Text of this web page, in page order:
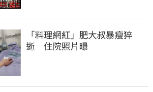
「料理網紅」肥大叔暴瘦猝
逝　住院照片曝